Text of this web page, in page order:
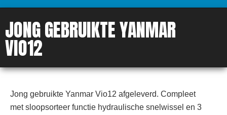
JONG GEBRUIKTE YANMAR
VIO12
Jong gebruikte Yanmar Vio12 afgeleverd. Compleet
met sloopsorteer functie hydraulische snelwissel en 3